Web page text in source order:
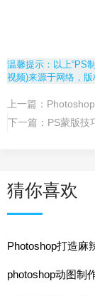
温馨提示：以上“PS
视频)来源于网络，版
上一篇：
下一篇： PS蒙版技
猜你喜欢
Photoshop打造麻
photoshop动图制